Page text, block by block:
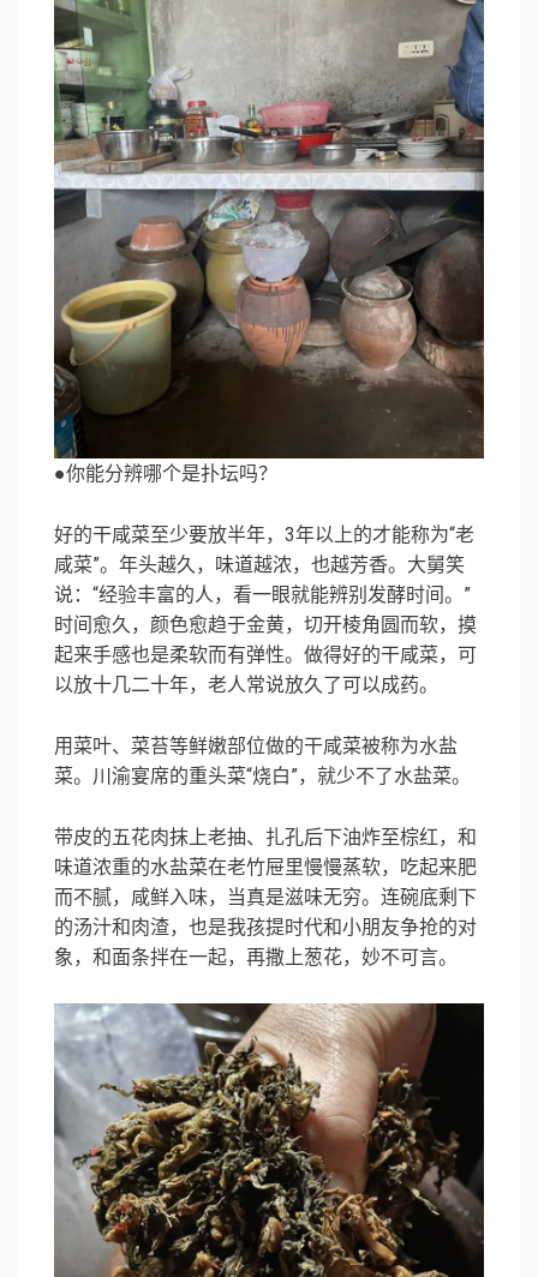
●你能分辨哪个是扑坛吗？
好的干咸菜至少要放半年，3年以上的才能称为“老
咸菜”。年头越久，味道越浓，也越芳香。大舅笑
说：“经验丰富的人，看一眼就能辨别发酵时间。”
时间愈久，颜色愈趋于金黄，切开棱角圆而软，摸
起来手感也是柔软而有弹性。做得好的干咸菜，可
以放十几二十年，老人常说放久了可以成药。
用菜叶、菜苔等鲜嫩部位做的干咸菜被称为水盐
菜。川渝宴席的重头菜“烧白”，就少不了水盐菜。
带皮的五花肉抹上老抽、扎孔后下油炸至棕红，和
味道浓重的水盐菜在老竹屉里慢慢蒸软，吃起来肥
而不腻，咸鲜入味，当真是滋味无穷。连碗底剩下
的汤汁和肉渣，也是我孩提时代和小朋友争抢的对
象，和面条拌在一起，再撒上葱花，妙不可言。